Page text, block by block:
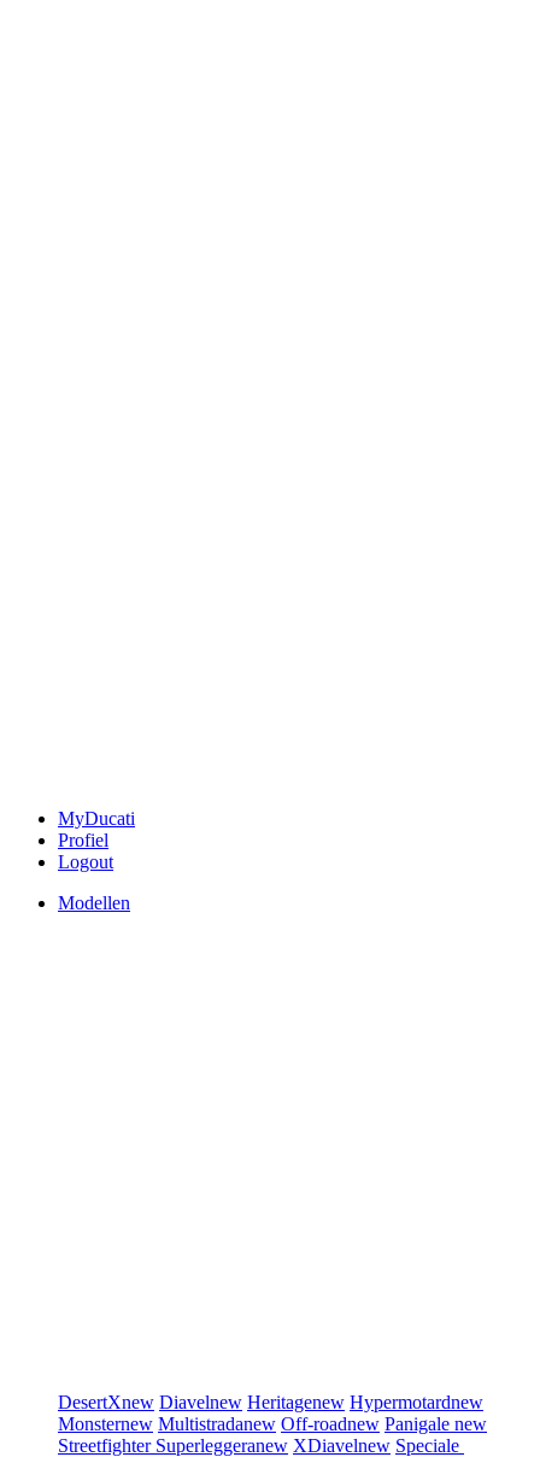
MyDucati
Profiel
Logout
Modellen
DesertXnew Diavelnew Heritagenew Hypermotardnew
Monsternew Multistradanew Off-roadnew Panigale new
Streetfighter Superleggeranew XDiavelnew Speciale